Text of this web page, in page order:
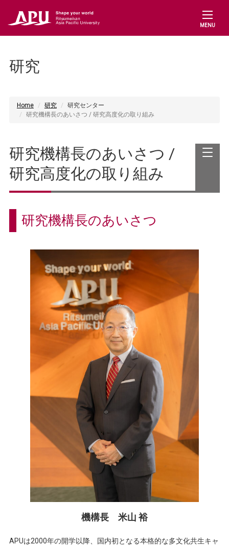
MENU
研究
Home 研究
研究センター
研究機構長のあいさつ / 研究高度化の取り組み
研究機構長のあいさつ /
研究高度化の取り組み
研究機構長のあいさつ
機構長 米山 裕
APUは2000年の開学以降、国内初となる本格的な多文化共生キャ